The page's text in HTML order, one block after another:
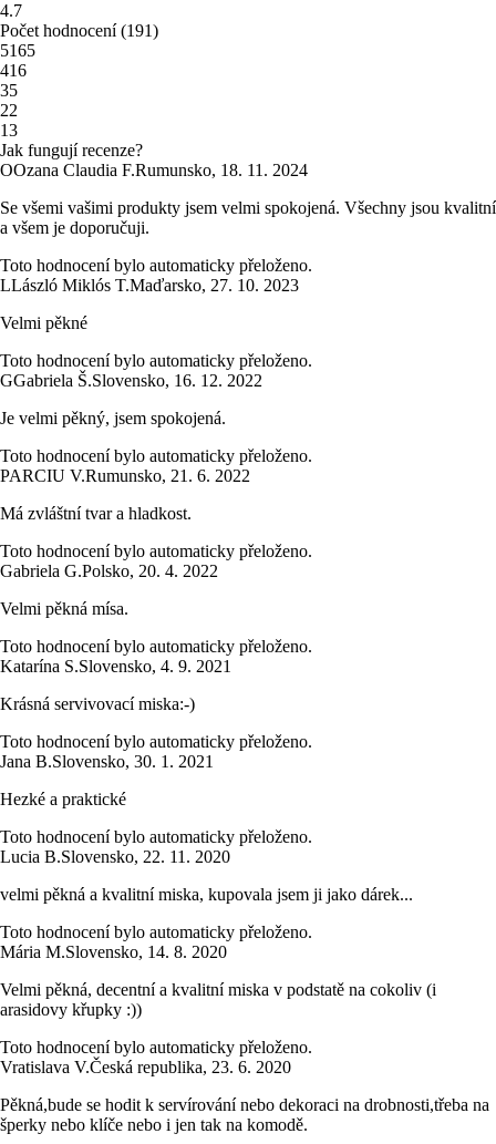
4.7
Počet hodnocení(191)
5165
416
35
22
13
Jak fungují recenze?
OOzana Claudia F.Rumunsko, 18. 11. 2024
Se všemi vašimi produkty jsem velmi spokojená. Všechny jsou kvalitní
a všem je doporučuji.
Toto hodnocení bylo automaticky přeloženo.
LLászló Miklós T.Maďarsko, 27. 10. 2023
Velmi pěkné
Toto hodnocení bylo automaticky přeloženo.
GGabriela Š.Slovensko, 16. 12. 2022
Je velmi pěkný, jsem spokojená.
Toto hodnocení bylo automaticky přeloženo.
PARCIU V.Rumunsko, 21. 6. 2022
Má zvláštní tvar a hladkost.
Toto hodnocení bylo automaticky přeloženo.
Gabriela G.Polsko, 20. 4. 2022
Velmi pěkná mísa.
Toto hodnocení bylo automaticky přeloženo.
Katarína S.Slovensko, 4. 9. 2021
Krásná servivovací miska:-)
Toto hodnocení bylo automaticky přeloženo.
Jana B.Slovensko, 30. 1. 2021
Hezké a praktické
Toto hodnocení bylo automaticky přeloženo.
Lucia B.Slovensko, 22. 11. 2020
velmi pěkná a kvalitní miska, kupovala jsem ji jako dárek...
Toto hodnocení bylo automaticky přeloženo.
Mária M.Slovensko, 14. 8. 2020
Velmi pěkná, decentní a kvalitní miska v podstatě na cokoliv (i
arasidovy křupky :))
Toto hodnocení bylo automaticky přeloženo.
Vratislava V.Česká republika, 23. 6. 2020
Pěkná,bude se hodit k servírování nebo dekoraci na drobnosti,třeba na
šperky nebo klíče nebo i jen tak na komodě.